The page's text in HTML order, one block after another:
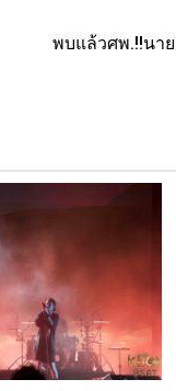
พบแล้วศพ.!!นา